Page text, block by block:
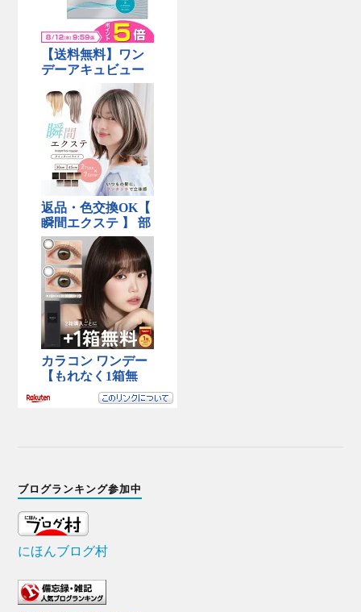
ブログランキング参加中
にほんブログ村